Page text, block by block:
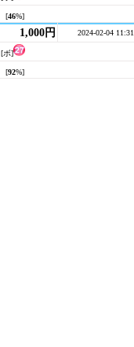
[46%]
1,000円 2024-02-04 11:31
[ボ]
[92%]